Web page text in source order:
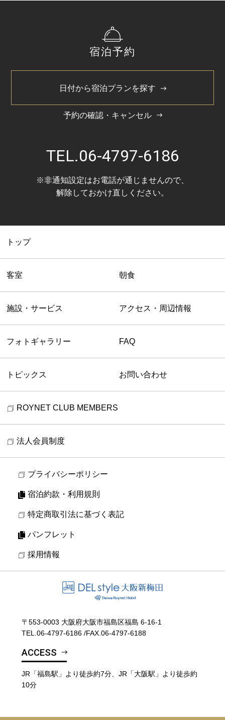
宿泊予約
日付から宿泊プランを探す
予約の確認・キャンセル
TEL.06-4797-6186
※非通知設定はお電話が通じませんので、
解除しておかけ直しください。
トップ
客室 朝食
施設・サービス アクセス・周辺情報
フォトギャラリー FAQ
トピックス お問い合わせ
ROYNET CLUB MEMBERS
法人会員制度
プライバシーポリシー
宿泊約款・利用規則
特定商取引法に基づく表記
パンフレット
採用情報
〒553-0003 大阪府大阪市福島区福島 6-16-1
TEL. 06-4797-6186 /FAX.06-4797-6188
ACCESS
JR「福島駅」より徒歩約7分、JR「大阪駅」より徒歩約
10分